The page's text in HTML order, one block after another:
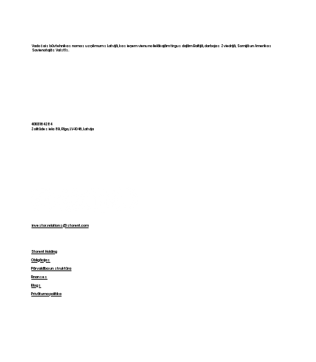
Vadošais būvtehnikas nomas uzņēmums Latvijā, kas ieņem vienu no lielākajām tirgus daļām Baltijā, darbojas Zviedrijā, Somijā un Amerikas
Savienotajās Valstīs.
40103164284
Zolitūdes iela 89, Rīga, LV-1046, Latvija
investor.relations@storent.com
Storent Holding
Obligācijas
Pārvaldība un struktūra
Finanses
Blogs
Privātuma politika